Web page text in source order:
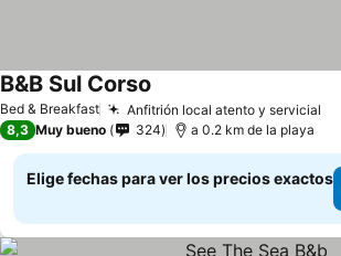
Bed & Breakfast Anfitrión local atento y servicial
B&B Sul Corso
8,3 Muy bueno 324 a 0.2 km de la playa
Elige fechas para ver los precios exactos